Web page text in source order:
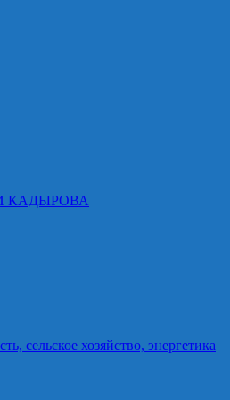
КАДЫРОВА
сельское хозяйство, энергетика